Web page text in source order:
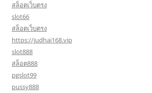
สล็อตเว็บตรง
slot66
สล็อตเว็บตรง
https://judhai168.vip
slot888
สล็อต888
pgslot99
pussy888